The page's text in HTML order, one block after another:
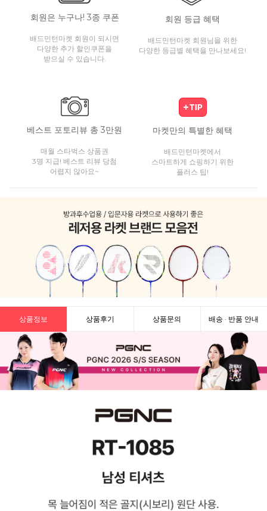
회원은 누구나! 3종 쿠폰
배드민턴마켓 회원이 되시면
다양한 추가 할인쿠폰을
받으실 수 있습니다.
회원 등급 혜택
배드민턴마켓 회원님을 위한
다양한 등급별 혜택을 만나보세요!
베스트 포토리뷰 총 3만원
매월 스타벅스 상품권
3명 지급! 베스트 리뷰 당첨
어렵지 않아요~
마켓만의 특별한 혜택
배드민턴마켓에서
스마트하게 쇼핑하기 위한
플러스 팁!
상품정보 상품후기 상품문의 배송 · 반품 안내